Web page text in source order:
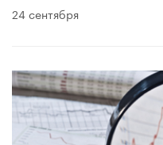
24 сентября